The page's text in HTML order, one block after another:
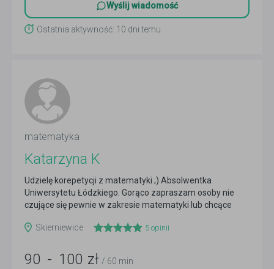
Wyślij wiadomość
Ostatnia aktywność: 10 dni temu
matematyka
Katarzyna K
Udzielę korepetycji z matematyki ;) Absolwentka
Uniwersytetu Łódzkiego. Gorąco zapraszam osoby nie
czujące się pewnie w zakresie matematyki lub chcące
Skierniewice
5 opinii
90 - 100 zł / 60 min